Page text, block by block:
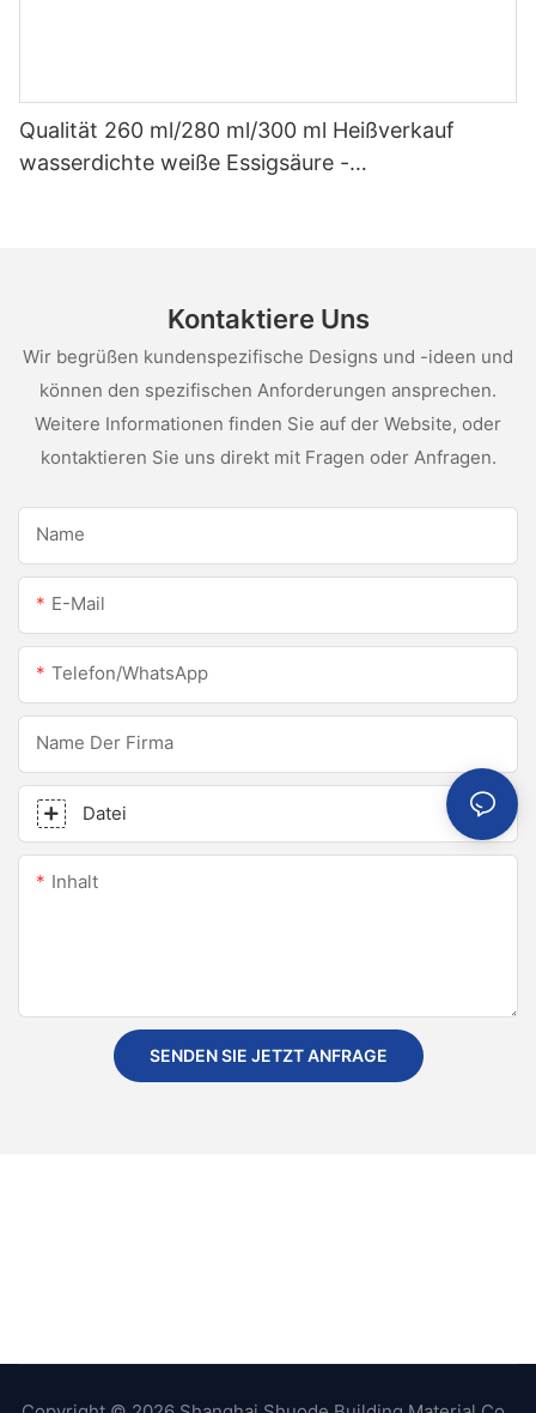
Qualität 260 ml/280 ml/300 ml Heißverkauf
wasserdichte weiße Essigsäure -
Kontaktiere Uns
Wir begrüßen kundenspezifische Designs und -ideen und
können den spezifischen Anforderungen ansprechen.
Weitere Informationen finden Sie auf der Website, oder
kontaktieren Sie uns direkt mit Fragen oder Anfragen.
Name
E-Mail
Telefon/WhatsApp
Name Der Firma
Datei
Inhalt
SENDEN SIE JETZT ANFRAGE